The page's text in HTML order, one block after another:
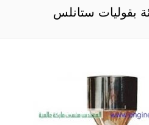
بقوليات ستانلس